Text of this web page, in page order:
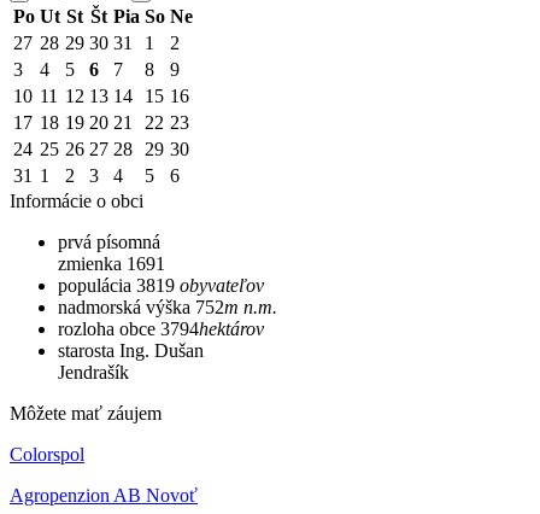
Po Ut St Št Pia So Ne
27 28 29 30 31 1
2
3
4 5 6 7 8
9
10 11 12 13 14 15 16
17 18 19 20 21 22 23
24 25 26 27 28 29 30
31 1 2 3 4 5
6
Informácie o obci
prvá písomná
zmienka 1691
populácia 3819 obyvateľov
nadmorská výška 752m n.m.
rozloha obce 3794hektárov
starosta Ing. Dušan
Jendrašík
Môžete mať záujem
Colorspol
Agropenzion AB Novoť